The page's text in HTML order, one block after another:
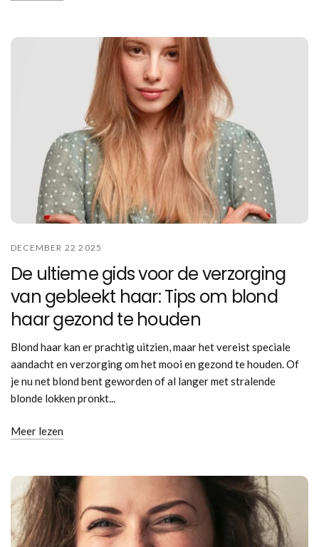
DECEMBER 22 2025
De ultieme gids voor de verzorging
van gebleekt haar: Tips om blond
haar gezond te houden
Blond haar kan er prachtig uitzien, maar het vereist speciale
aandacht en verzorging om het mooi en gezond te houden. Of
je nu net blond bent geworden of al langer met stralende
blonde lokken pronkt...
Meer lezen